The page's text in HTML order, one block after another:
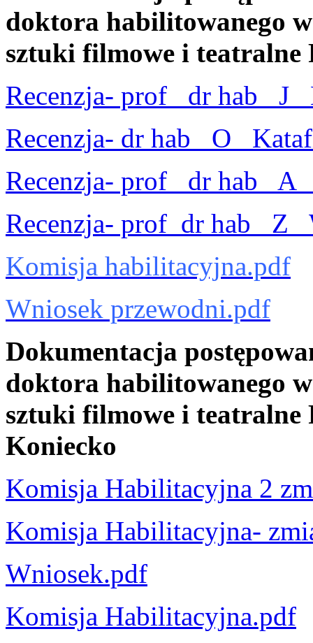
doktora habilitowanego
sztuki filmowe i
Recenzja- prof_ dr hab_ J_
Recenzja- dr hab_ O_
Recenzja- prof_ dr hab_
Recenzja- prof_dr hab_ Z_
Komisja habilitacyjna.pdf
Wniosek przewodni.pdf
Dokumentacja
doktora habilitowanego
sztuki filmowe i teatralne
Koniecko
Komisja Habilitacyjna 2
Komisja Habilitacyjna-
Wniosek.pdf
Komisja Habilitacyjna.pdf